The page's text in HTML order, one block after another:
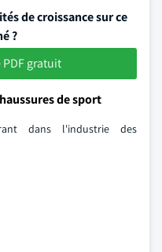
de croissance sur ce
?
gratuit
de sport
dans l'industrie des